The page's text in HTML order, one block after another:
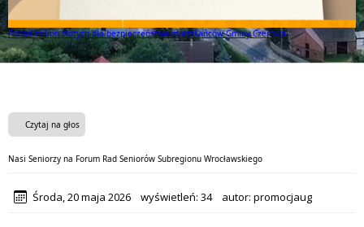
Ponad milion złotych dla bezpieczeństwa mieszkańców Gminy Czernica!
Czytaj na głos
Nasi Seniorzy na Forum Rad Seniorów Subregionu Wrocławskiego
Środa, 20 maja 2026 wyświetleń: 34autor: promocjaug